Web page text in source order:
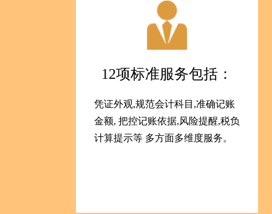
12项标准服务包括：
凭证外观,规范会计科目,准确记账
金额, 把控记账依据,风险提醒,税负
计算提示等 多方面多维度服务。